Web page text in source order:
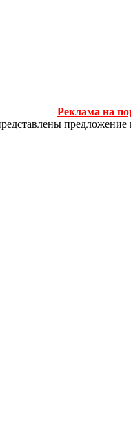
Реклама на
предложение